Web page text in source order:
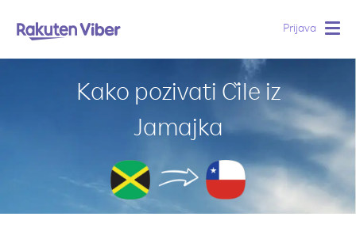
Prijava
Kako pozivati Čile iz
Jamajka